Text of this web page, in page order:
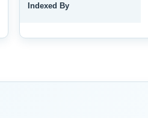
Indexed By